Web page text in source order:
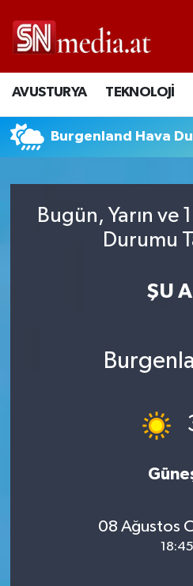
AVUSTURYA TEKNOLOJİ
Burgenland Hava
Bugün, Yarın ve
Durumu
ŞU
08 Ağustos
18:45